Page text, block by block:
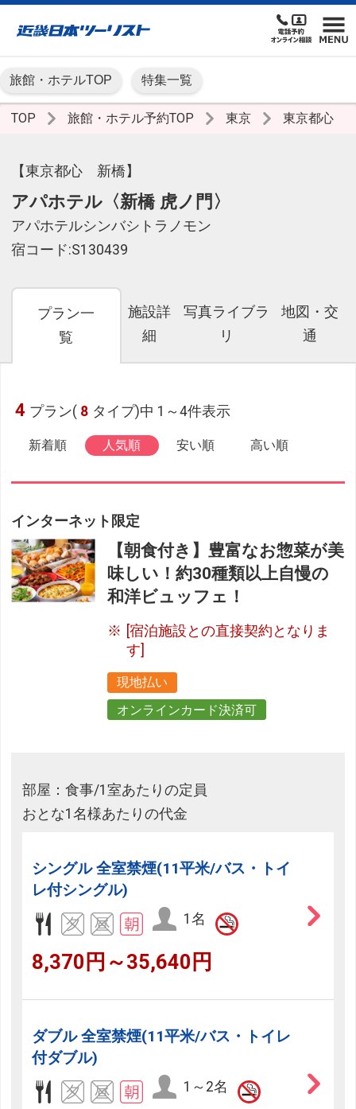
旅館・ホテルTOP 特集一覧
TOP 旅館・ホテル予約TOP 東京 東京都心
【東京都心 新橋】
アパホテル〈新橋 虎ノ門〉
アパホテルシンバシトラノモン
宿コード:S130439
プラン一
覧
施設詳
細
写真ライブラ
リ
地図・交
通
4 プラン( 8 タイプ)中 1～4件表示
新着順 人気順 安い順 高い順
インターネット限定
【朝食付き】豊富なお惣菜が美
味しい！約30種類以上自慢の
和洋ビュッフェ！
[宿泊施設との直接契約となりま
す]
現地払い
オンラインカード決済可
部屋：食事/1室あたりの定員
おとな1名様あたりの代金
シングル 全室禁煙(11平米/バス・トイ
レ付シングル)
1名
8,370円～35,640円
ダブル 全室禁煙(11平米/バス・トイレ
付ダブル)
1～2名